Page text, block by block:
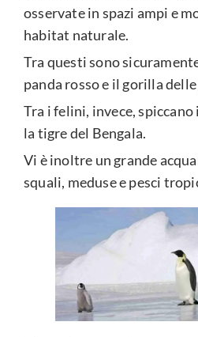
osservate in spazi ampi e
habitat naturale.
Tra questi sono
panda rosso e il gorilla
Tra i felini, invece,
la tigre del Bengala.
Vi è inoltre un grande
squali, meduse e pesci